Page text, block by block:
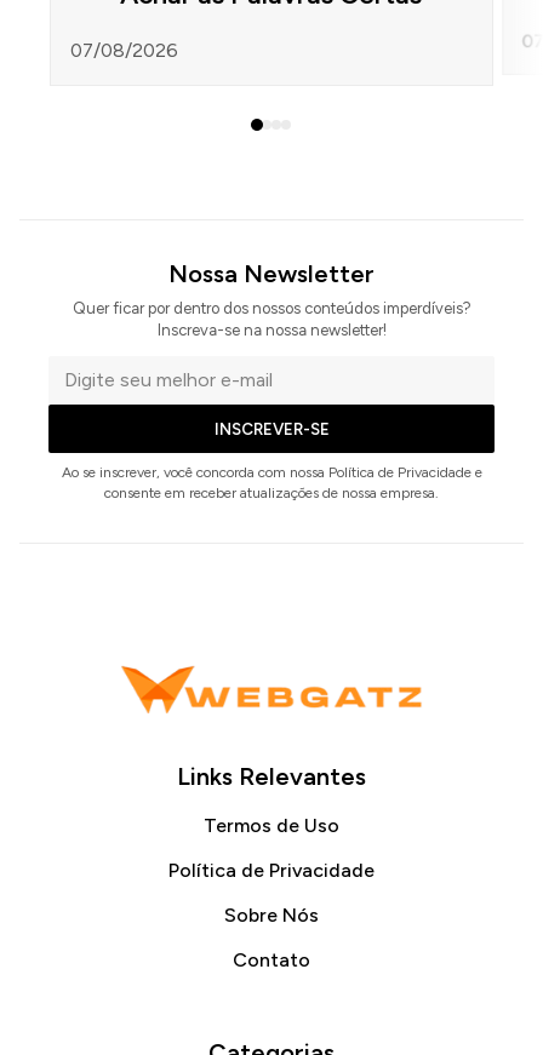
07/08/2026
Nossa Newsletter
Quer ficar por dentro dos nossos conteúdos imperdíveis?
Inscreva-se na nossa newsletter!
Seu
e-
mail
INSCREVER-SE
Ao se inscrever, você concorda com nossa Política de Privacidade e
consente em receber atualizações de nossa empresa.
Links Relevantes
Termos de Uso
Política de Privacidade
Sobre Nós
Contato